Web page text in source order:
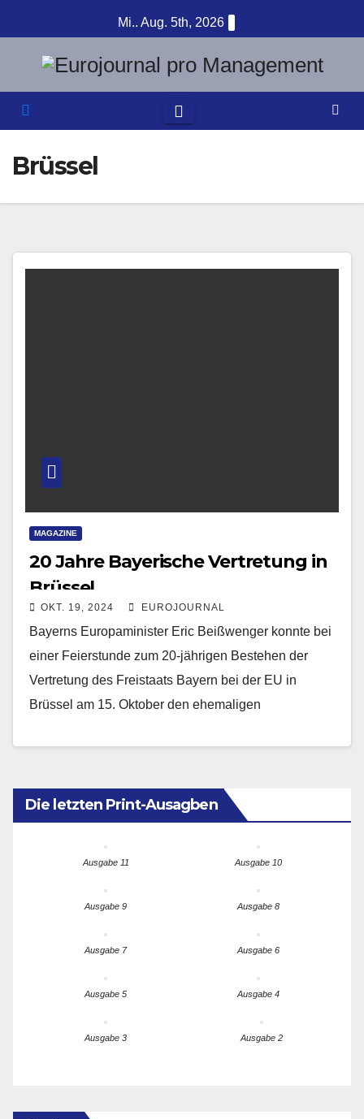
Inhalt
springen
Mi.. Aug. 5th, 2026
Brüssel
MAGAZINE
20 Jahre Bayerische Vertretung in
Brüssel
OKT. 19, 2024 EUROJOURNAL
Bayerns Europaminister Eric Beißwenger konnte bei
einer Feierstunde zum 20-jährigen Bestehen der
Vertretung des Freistaats Bayern bei der EU in
Brüssel am 15. Oktober den ehemaligen
Die letzten Print-Ausagben
Ausgabe 11 Ausgabe 10
Ausgabe 9 Ausgabe 8
Ausgabe 7 Ausgabe 6
Ausgabe 5 Ausgabe 4
Ausgabe 3 Ausgabe 2